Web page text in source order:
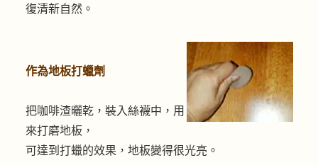
復清新自然。
作為地板打蠟劑
把咖啡渣曬乾，裝入絲襪中，用
來打磨地板，
可達到打蠟的效果，地板變得很光亮。